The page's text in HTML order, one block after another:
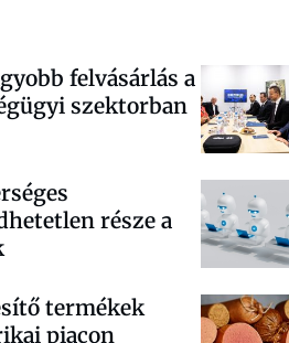
felvásárlás a
szektorban
része a
termékek
piacon